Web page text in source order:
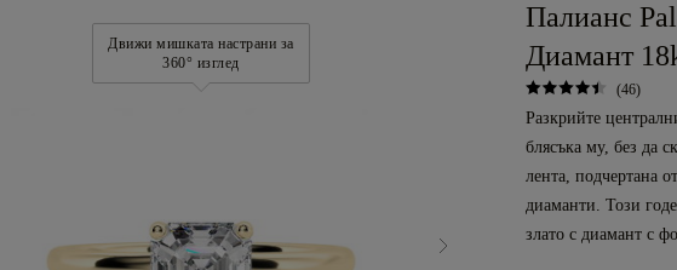
Движи мишката настрани за
360° изглед
Палианс
Диамант
(46)
Разкрийте
блясъка му, без да
лента, подчертана
диаманти. Този
злато с диамант с